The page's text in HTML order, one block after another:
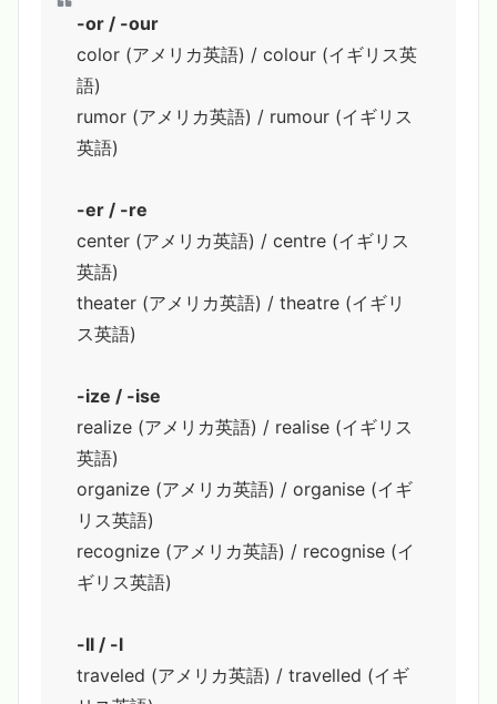
-or / -our
color (アメリカ英語) / colour (イギリス英
語)
rumor (アメリカ英語) / rumour (イギリス
英語)
-er / -re
center (アメリカ英語) / centre (イギリス
英語)
theater (アメリカ英語) / theatre (イギリ
ス英語)
-ize / -ise
realize (アメリカ英語) / realise (イギリス
英語)
organize (アメリカ英語) / organise (イギ
リス英語)
recognize (アメリカ英語) / recognise (イ
ギリス英語)
-ll / -l
traveled (アメリカ英語) / travelled (イギ